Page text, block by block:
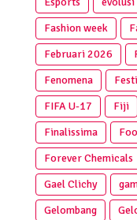
Fashion week
Februari 2026
Fenomena
FIFA U-17
Fiji
Finalissima
Forever Chemicals
Gael Clichy
Gelombang